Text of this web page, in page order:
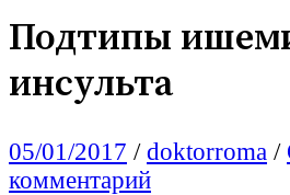
Подтипы
инсульта
05/01/2017 / doktorroma /
комментарий